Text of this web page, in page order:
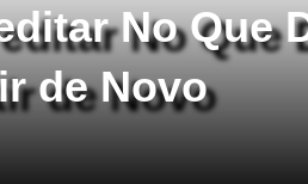
No Que
de Novo